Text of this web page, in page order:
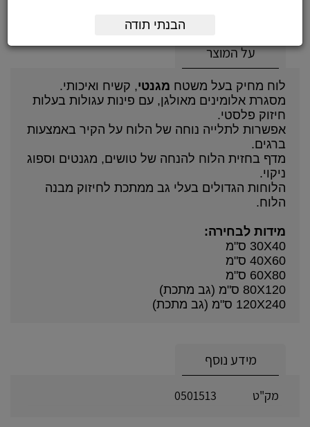
על המוצר
לוח מחיק בעל משטח מגנטי, קשיח ואיכותי.
מסגרת אלומינים מאולגן, עם פינות עגולות בעלות
חיזוק פלסטי.
אפשרות לתלייה נוחה של הלוח על הקיר באמצעות
ברגים.
מדף בחזית הלוח להנחה של טושים, מגנטים וספוג
ניקוי.
הלוחות הגדולים בעלי גב ממתכת לחיזוק מבנה
הלוח.
מידות לבחירה:
30X40 ס"מ
40X60 ס"מ
60X80 ס"מ
80X120 ס"מ (גב מתכת)
120X240 ס"מ (גב מתכת)
מידע נוסף
מק"ט 0501513
הבנתי תודה